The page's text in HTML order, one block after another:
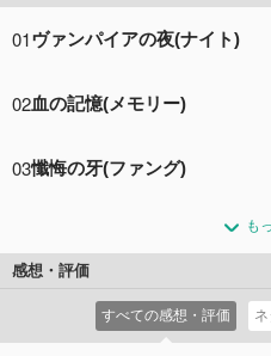
01ヴァンパイアの夜(ナイト)
ス）と夜、学校へ通う（ナ
の、超エリート集団だが、
して、ナイト・クラスの
る学園守護係（ガーディア
コメント1件拍手5回
02血の記憶(メモリー)
すことができる黒主学園の
男子にチョコを渡そうと
も、優姫は日頃お世話に
一生懸命作っていた。一
ているところを理事長に
事長はその発作の原因を
03懺悔の牙(ファング)
することになった優姫と
前にして学校から抜け出し
で歩くうち10年前の恐怖
が現れ・・・
も
感想・評価
すべての感想・評価